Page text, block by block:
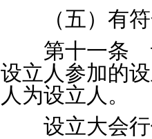
（五）有符
第十一条 设
设立人参加的
人为设立人。
设立大会行